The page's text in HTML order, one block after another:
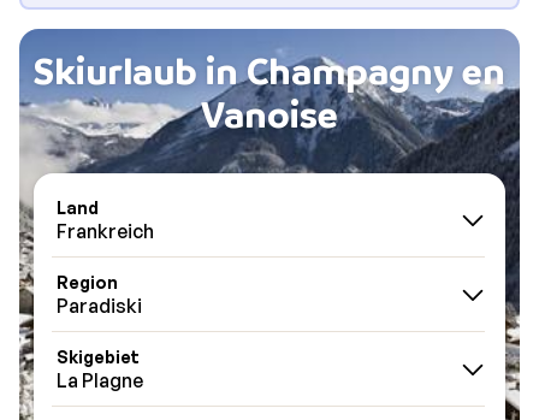
Skiurlaub in Champagny en
Vanoise
Land
Frankreich
Region
Paradiski
Skigebiet
La Plagne